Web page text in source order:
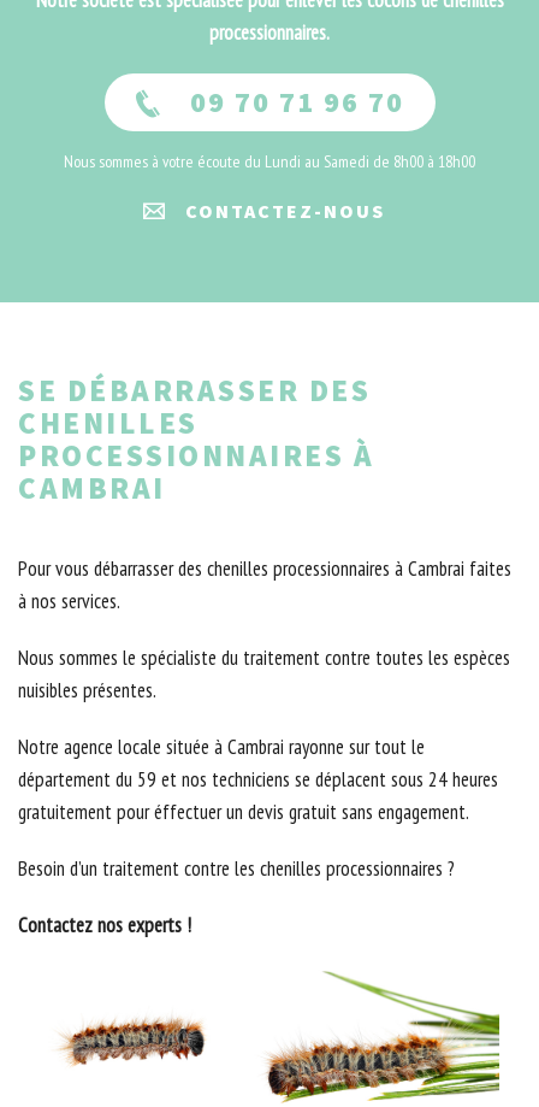
processionnaires.
09 70 71 96 70
Nous sommes à votre écoute du Lundi au Samedi de 8h00 à 18h00
CONTACTEZ-NOUS
SE DÉBARRASSER DES
CHENILLES
PROCESSIONNAIRES À
CAMBRAI
Pour vous débarrasser des chenilles processionnaires à Cambrai faites
à nos services.
Nous sommes le spécialiste du traitement contre toutes les espèces
nuisibles présentes.
Notre agence locale située à Cambrai rayonne sur tout le
département du 59 et nos techniciens se déplacent sous 24 heures
gratuitement pour éffectuer un devis gratuit sans engagement.
Besoin d’un traitement contre les chenilles processionnaires ?
Contactez nos experts !